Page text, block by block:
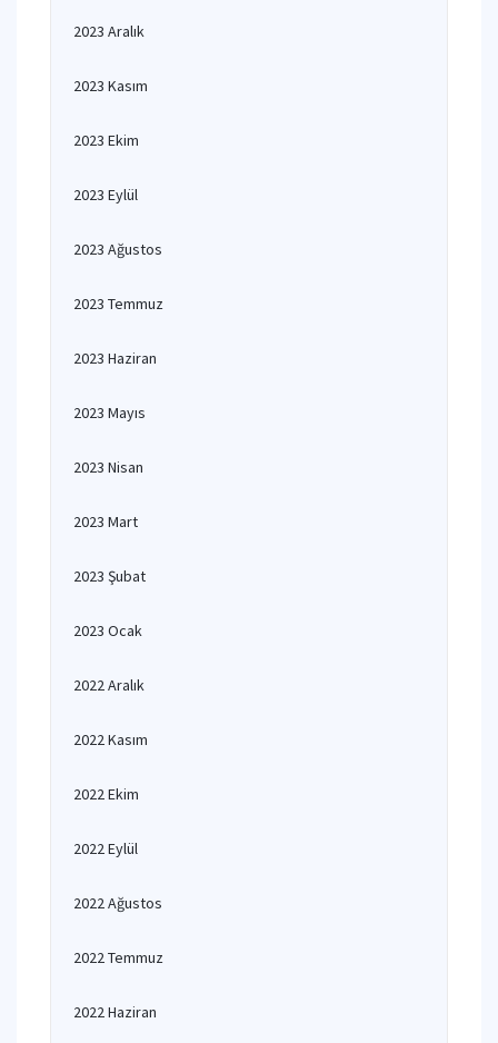
2023 Aralık
2023 Kasım
2023 Ekim
2023 Eylül
2023 Ağustos
2023 Temmuz
2023 Haziran
2023 Mayıs
2023 Nisan
2023 Mart
2023 Şubat
2023 Ocak
2022 Aralık
2022 Kasım
2022 Ekim
2022 Eylül
2022 Ağustos
2022 Temmuz
2022 Haziran